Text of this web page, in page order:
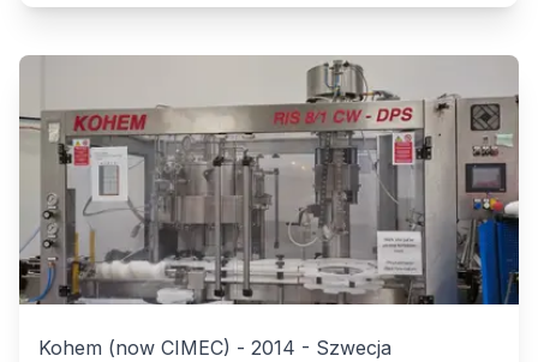
Kohem (now CIMEC) - 2014 - Szwecja